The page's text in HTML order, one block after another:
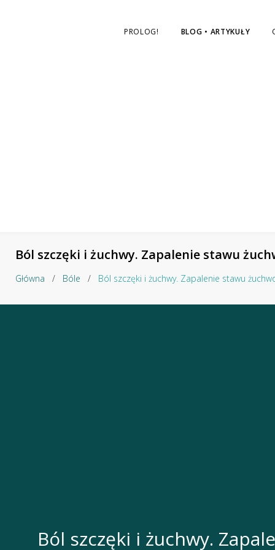
PROLOG! BLOG • ARTYKUŁY
Ból szczęki i żuchwy. Zapalenie stawu
Główna / Bóle / Ból szczęki i żuchwy. Zapalenie stawu
Ból szczęki i żuchwy.